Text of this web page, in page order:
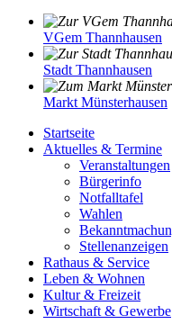
VGem Thannhausen
Stadt Thannhausen
Markt Münsterhausen
Startseite
Aktuelles & Termine
Veranstaltungen
Bürgerinfo
Notfalltafel
Wahlen
Stellenanzeigen
Rathaus & Service
Leben & Wohnen
Kultur & Freizeit
Wirtschaft & Gewerbe